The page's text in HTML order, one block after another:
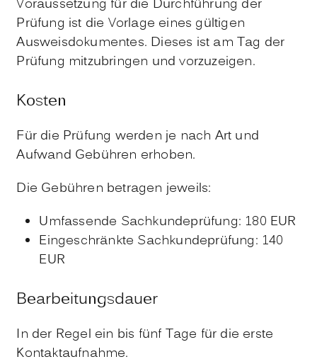
Voraussetzung für die Durchführung der
Prüfung ist die Vorlage eines gültigen
Ausweisdokumentes. Dieses ist am Tag der
Prüfung mitzubringen und vorzuzeigen.
Kosten
Für die Prüfung werden je nach Art und
Aufwand Gebühren erhoben.
Die Gebühren betragen jeweils:
Umfassende Sachkundeprüfung: 180 EUR
Eingeschränkte Sachkundeprüfung: 140
EUR
Bearbeitungsdauer
In der Regel ein bis fünf Tage für die erste
Kontaktaufnahme.